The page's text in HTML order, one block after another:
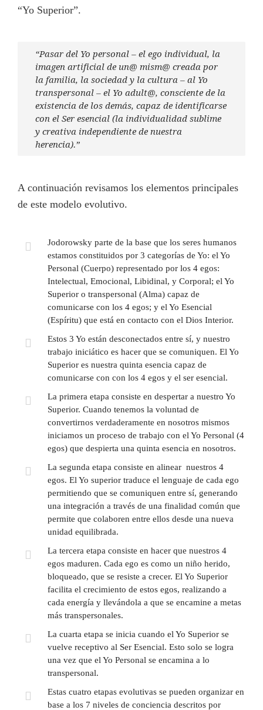
“Yo Superior”.
“Pasar del Yo personal – el ego individual, la
imagen artificial de un@ mism@ creada por
la familia, la sociedad y la cultura – al Yo
transpersonal – el Yo adult@, consciente de la
existencia de los demás, capaz de identificarse
con el Ser esencial (la individualidad sublime
y creativa independiente de nuestra
herencia).”
A continuación revisamos los elementos principales
de este modelo evolutivo.
Jodorowsky parte de la base que los seres humanos
estamos constituidos por 3 categorías de Yo: el Yo
Personal (Cuerpo) representado por los 4 egos:
Intelectual, Emocional, Libidinal, y Corporal; el Yo
Superior o transpersonal (Alma) capaz de
comunicarse con los 4 egos; y el Yo Esencial
(Espíritu) que está en contacto con el Dios Interior.
Estos 3 Yo están desconectados entre sí, y nuestro
trabajo iniciático es hacer que se comuniquen. El Yo
Superior es nuestra quinta esencia capaz de
comunicarse con con los 4 egos y el ser esencial.
La primera etapa consiste en despertar a nuestro Yo
Superior. Cuando tenemos la voluntad de
convertirnos verdaderamente en nosotros mismos
iniciamos un proceso de trabajo con el Yo Personal (4
egos) que despierta una quinta esencia en nosotros.
La segunda etapa consiste en alinear nuestros 4
egos. El Yo superior traduce el lenguaje de cada ego
permitiendo que se comuniquen entre sí, generando
una integración a través de una finalidad común que
permite que colaboren entre ellos desde una nueva
unidad equilibrada.
La tercera etapa consiste en hacer que nuestros 4
egos maduren. Cada ego es como un niño herido,
bloqueado, que se resiste a crecer. El Yo Superior
facilita el crecimiento de estos egos, realizando a
cada energía y llevándola a que se encamine a metas
más transpersonales.
La cuarta etapa se inicia cuando el Yo Superior se
vuelve receptivo al Ser Esencial. Esto solo se logra
una vez que el Yo Personal se encamina a lo
transpersonal.
Estas cuatro etapas evolutivas se pueden organizar en
base a los 7 niveles de conciencia descritos por